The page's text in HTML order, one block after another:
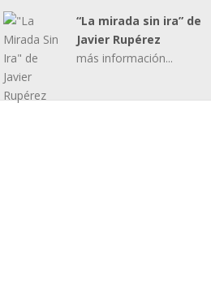
“La mirada sin ira” de
Javier Rupérez
más información...